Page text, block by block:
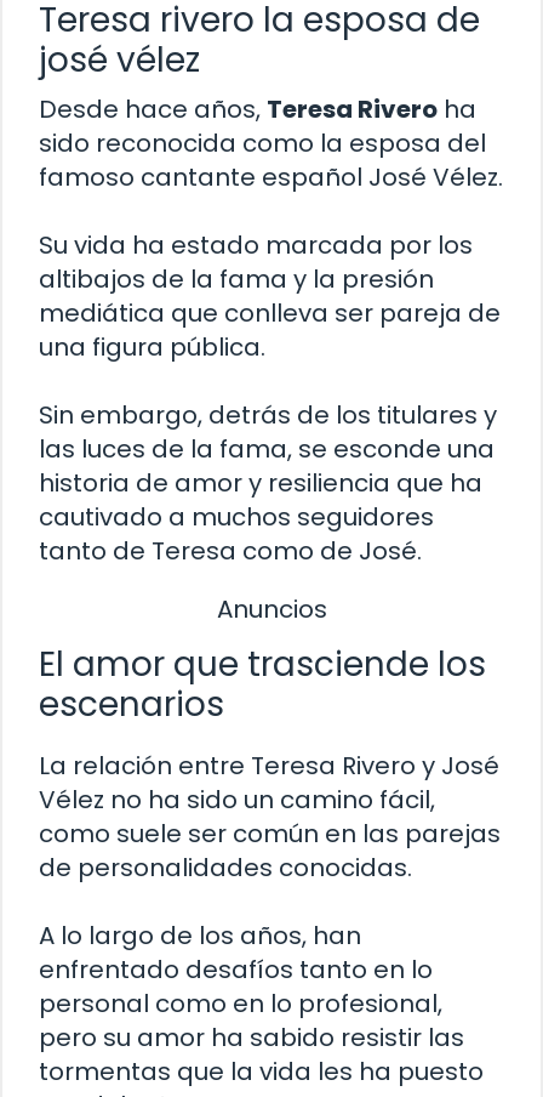
Teresa rivero la esposa de
josé vélez
Desde hace años, Teresa Rivero ha
sido reconocida como la esposa del
famoso cantante español José Vélez.
Su vida ha estado marcada por los
altibajos de la fama y la presión
mediática que conlleva ser pareja de
una figura pública.
Sin embargo, detrás de los titulares y
las luces de la fama, se esconde una
historia de amor y resiliencia que ha
cautivado a muchos seguidores
tanto de Teresa como de José.
Anuncios
El amor que trasciende los
escenarios
La relación entre Teresa Rivero y José
Vélez no ha sido un camino fácil,
como suele ser común en las parejas
de personalidades conocidas.
A lo largo de los años, han
enfrentado desafíos tanto en lo
personal como en lo profesional,
pero su amor ha sabido resistir las
tormentas que la vida les ha puesto